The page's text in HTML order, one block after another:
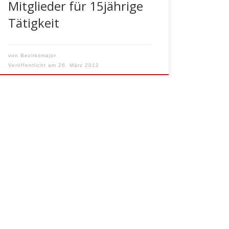
Mitglieder für 15jährige
Tätigkeit
von Bezirksmajor
Veröffentlicht am 26. März 2012